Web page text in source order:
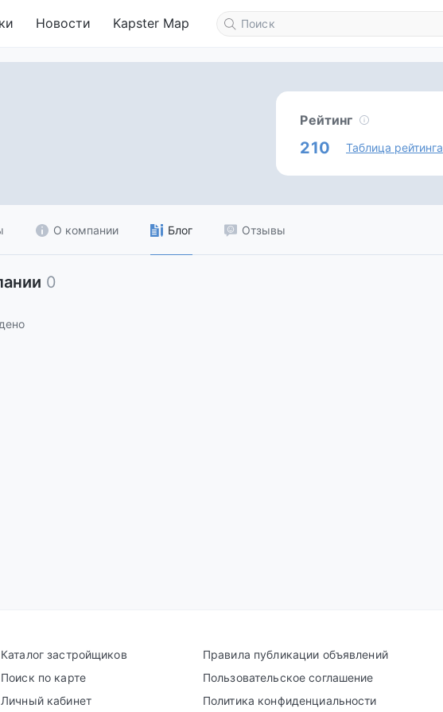
Новости Kapster Map
Рейтинг
210 Таблица рейтинга
О компании Блог Отзывы
0
Каталог застройщиков
Поиск по карте
Личный кабинет
Правила публикации объявлений
Пользовательское соглашение
Политика конфиденциальности